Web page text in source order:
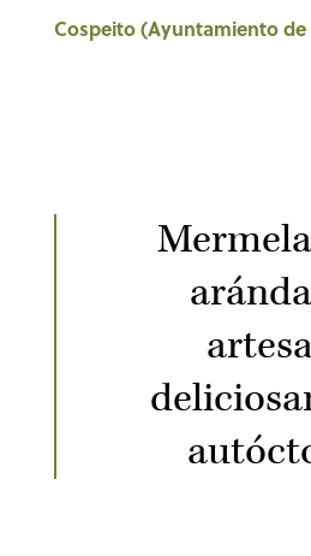
Cospeito (Ayuntamiento